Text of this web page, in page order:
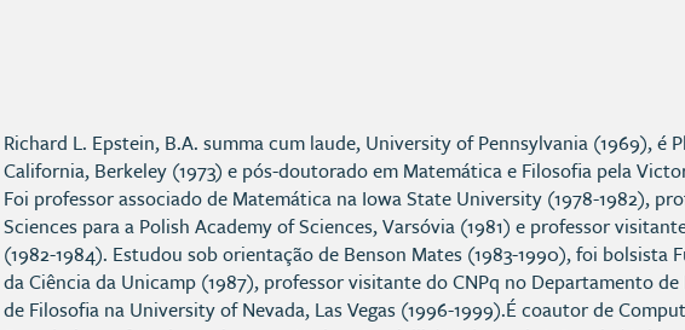
Richard L. Epstein, B.A. summa cum laude, University of Pennsylvania (1969),
California, Berkeley (1973) e pós-doutorado em Matemática e Filosofia pela
Foi professor associado de Matemática na Iowa State University (1978-1982),
Sciences para a Polish Academy of Sciences, Varsóvia (1981) e professor
(1982-1984). Estudou sob orientação de Benson Mates (1983-1990), foi
da Ciência da Unicamp (1987), professor visitante do CNPq no Departamento
de Filosofia na University of Nevada, Las Vegas (1996-1999).É coautor de